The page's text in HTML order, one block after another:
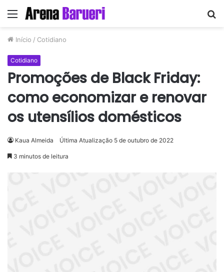
Menu
Início / Cotidiano
Cotidiano
Promoções de Black Friday:
como economizar e renovar
os utensílios domésticos
Kaua Almeida Última Atualização 5 de outubro de 2022
3 minutos de leitura